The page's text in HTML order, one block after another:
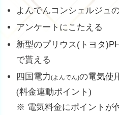
よんでんコンシェルジュ
アンケートにこたえる
新型のプリウス(トヨタ
で貰える
四国電力(よんでん)の電気使
(料金連動ポイント)
※ 電気料金にポイントが